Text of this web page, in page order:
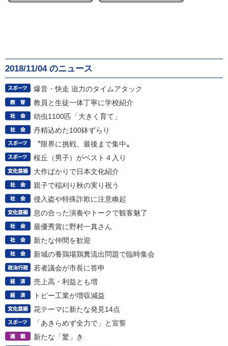
2018/11/04 のニュース
爆音・快走 迫力のタイムアタック
教員と生徒一体丁寧に学校紹介
幼虫1100匹「大きく育て」
丹精込めた100鉢ずらり
〝限界に挑戦、最後まで集中〟
桜丘（男子）がベスト４入り
大作ばかりで日本文化紹介
親子で稲刈り秋の実り祝う
侵入盗や特殊詐欺に注意喚起
息の合った演奏やトークで観客魅了
最優秀賞に野村一真さん
新たな仲間を歓迎
新城の養鶏場鶏糞流出問題で臨時集会
若者議会が市長に答申
売上高・利益とも増
トピー工業が増収減益
花テーマに新たな発見14点
「あきらめず全力で」と宣誓
新たな「驚」き